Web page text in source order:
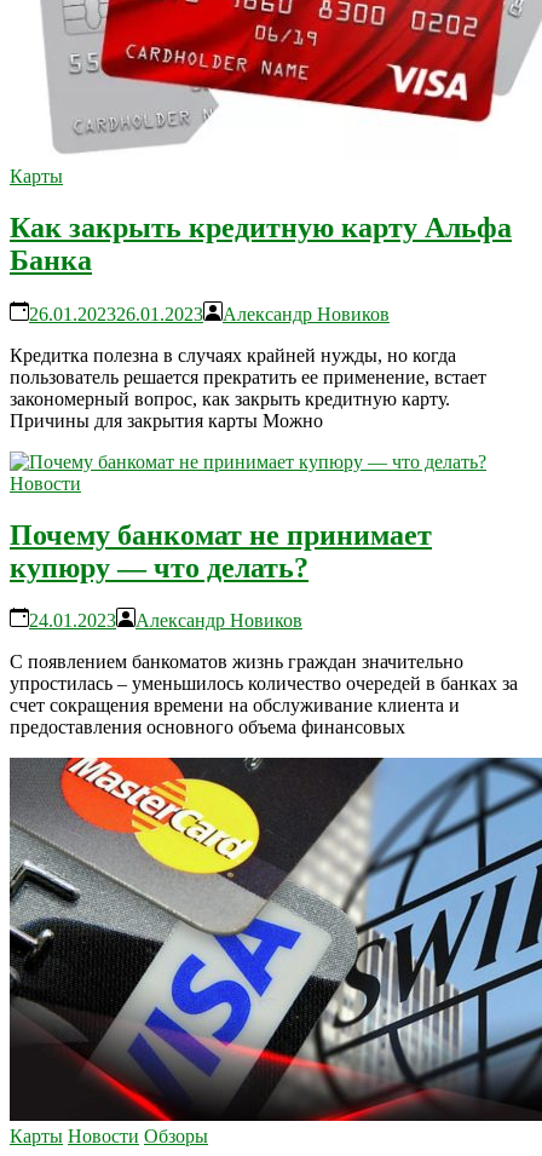
Карты
Как закрыть кредитную карту Альфа
Банка
26.01.202326.01.2023
Александр Новиков
Кредитка полезна в случаях крайней нужды, но когда
пользователь решается прекратить ее применение, встает
закономерный вопрос, как закрыть кредитную карту.
Причины для закрытия карты Можно
Новости
Почему банкомат не принимает
купюру — что делать?
24.01.2023
Александр Новиков
С появлением банкоматов жизнь граждан значительно
упростилась – уменьшилось количество очередей в банках за
счет сокращения времени на обслуживание клиента и
предоставления основного объема финансовых
Карты Новости Обзоры